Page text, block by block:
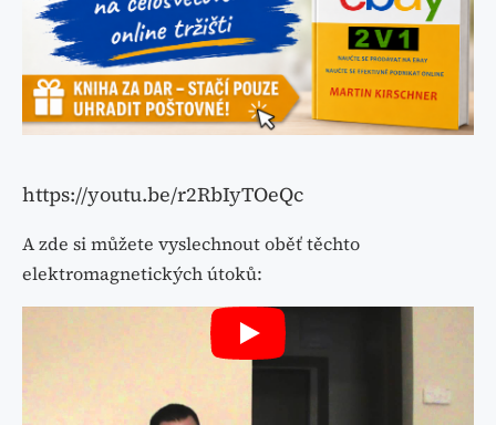
https://youtu.be/r2RbIyTOeQc
A zde si můžete vyslechnout oběť těchto
elektromagnetických útoků: